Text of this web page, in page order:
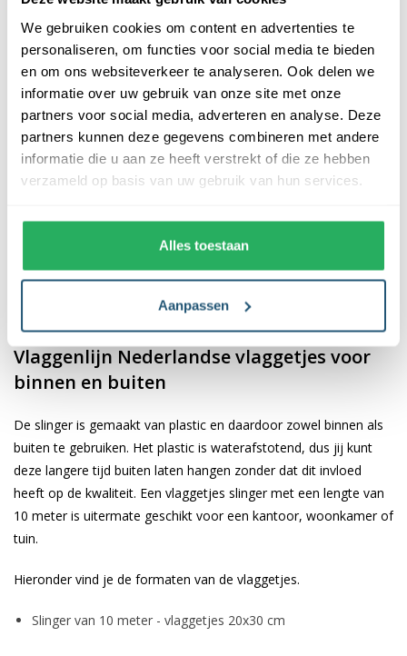
We gebruiken cookies om content en advertenties te
personaliseren, om functies voor social media te bieden
en om ons websiteverkeer te analyseren. Ook delen we
informatie over uw gebruik van onze site met onze
partners voor social media, adverteren en analyse. Deze
partners kunnen deze gegevens combineren met andere
informatie die u aan ze heeft verstrekt of die ze hebben
verzameld op basis van uw gebruik van hun services.
Alles toestaan
Aanpassen
slinger is geschikt voor diverse toepassingen, waaronder een
verjaardag of WK voetbal.
Nederlandse vlaggetjes slinger als
decoratie
Deze kleurrijke vlaggetjes slinger wisselt rode vlaggetjes af met
witte en blauwe, net als de Nederlandse vlag. Deze Nederlandse
vlaggetjes slinger voegt direct sfeer toe aan de ruimte. Dit komt
naar boven brengt bij mensen. De rood, wit en blauwe
vlaggetjes geven een gevoel van trots, zeker wanneer deze de
ruimte versieren tijdens een wedstrijd van het Nederlands elftal.
Ook is deze slinger geschikt voor verjaardagen of andere
Vlaggenlijn Nederlandse vlaggetjes voor
binnen en buiten
De slinger is gemaakt van plastic en daardoor zowel binnen als
buiten te gebruiken. Het plastic is waterafstotend, dus jij kunt
deze langere tijd buiten laten hangen zonder dat dit invloed
heeft op de kwaliteit. Een vlaggetjes slinger met een lengte van
10 meter is uitermate geschikt voor een kantoor, woonkamer of
tuin.
Hieronder vind je de formaten van de vlaggetjes.
Slinger van 10 meter - vlaggetjes 20x30 cm